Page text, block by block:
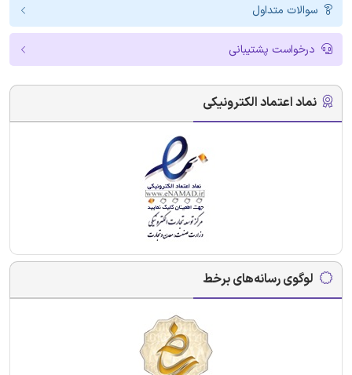
سوالات متداول
درخواست پشتیبانی
نماد اعتماد الکترونیکی
لوگوی رسانه‌های برخط